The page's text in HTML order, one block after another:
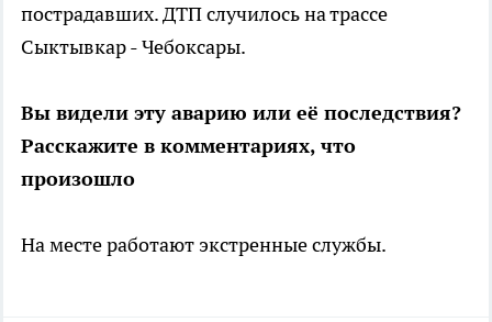
пострадавших. ДТП случилось на трассе
Сыктывкар - Чебоксары.
Вы видели эту аварию или её последствия?
Расскажите в комментариях, что
произошло
На месте работают экстренные службы.